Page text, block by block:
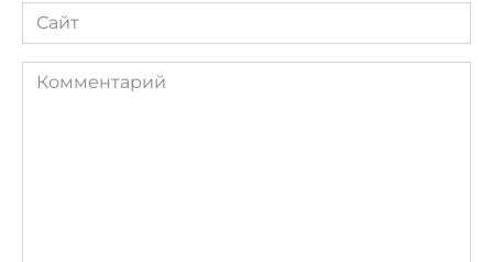
Сайт
Комментарий